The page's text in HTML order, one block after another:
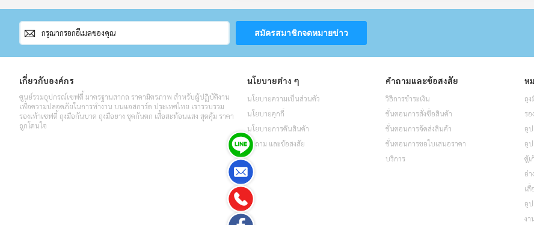
สมัคร
สมาชิก
จดหมาย
ข่าว
สมัครสมาชิกจดหมายข่าว
เกี่ยวกับองค์กร
ศูนย์รวมอุปกรณ์เซฟตี้ มาตรฐานสากล ราคามิตรภาพ สำหรับผู้ปฏิบัติงาน
เพื่อความปลอดภัยในการทำงาน บนแอสการ์ด ประเทศไทย เรารวบรวม
รองเท้าเซฟตี้ ถุงมือกันบาด ถุงมือยาง ชุดกันตก เสื้อสะท้อนแสง สุดคุ้ม ราคา
ถูกโดนใจ
นโยบายต่าง ๆ
นโยบายความเป็นส่วนตัว
นโยบายคุกกี้
นโยบายการคืนสินค้า
คำถาม และข้อสงสัย
คำถามและข้อสงสัย
วิธีการชำระเงิน
ขั้นตอนการสั่งซื้อสินค้า
ขั้นตอนการจัดส่งสินค้า
ขั้นตอนการขอใบเสนอราคา
บริการ
ห
ถุ
รอ
อุ
อุ
ตู้เ
อ่า
เ
อุ
งา